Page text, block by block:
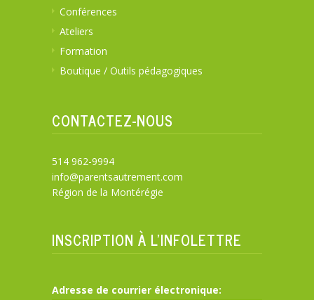
Conférences
Ateliers
Formation
Boutique / Outils pédagogiques
CONTACTEZ-NOUS
514 962-9994
info@parentsautrement.com
Région de la Montérégie
INSCRIPTION À L’INFOLETTRE
Adresse de courrier électronique: